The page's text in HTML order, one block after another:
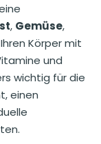
, Gemüse,
Körper mit
und
wichtig für die
einen